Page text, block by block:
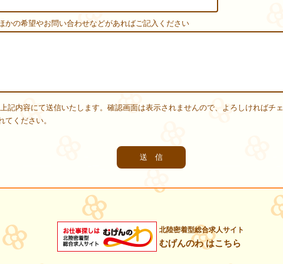
かの希望やお問い合わせなどがあればご記入ください
上記内容にて送信いたします。確認画面は表示されませんので、よろしければチ
てください。
北陸密着型総合求人サイト
むげんのわ はこちら